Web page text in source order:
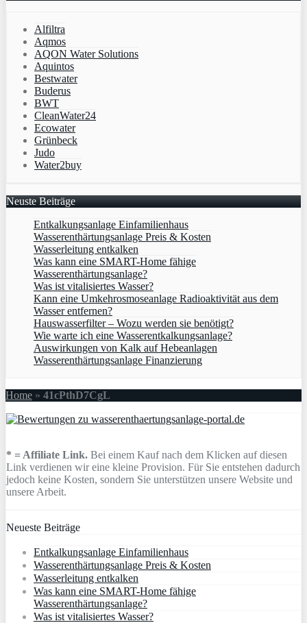
Alfiltra
Aqmos
AQON Water Solutions
Aquintos
Bestwater
Buderus
BWT
CleanWater24
Ecowater
Grünbeck
Judo
Water2buy
Neuste Beiträge
Entkalkungsanlage Einfamilienhaus
Wasserenthärtungsanlage Preis & Kosten
Wasserleitung entkalken
Was kann eine SMART-Home fähige
Wasserenthärtungsanlage?
Was ist vitalisiertes Wasser?
Kann eine Umkehrosmoseanlage Radioaktivität aus dem
Wasser entfernen?
Hauswasserfilter – Wozu werden sie benötigt?
Wie warte ich eine Wasserentkalkungsanlage?
Auswirkungen von Kalk auf Hebeanlagen
Wasserenthärtungsanlage Finanzierung
Home » 41cPthD7CgL
* = Affiliate Link. Bei einem Kauf nach dem Klicken auf diesen
Link verdienen wir eine kleine Provision. Für Sie entstehen dadurch
jedoch keine Kosten, sondern Sie unterstützen unsere Website und
unsere Arbeit.
Neueste Beiträge
Entkalkungsanlage Einfamilienhaus
Wasserenthärtungsanlage Preis & Kosten
Wasserleitung entkalken
Was kann eine SMART-Home fähige
Wasserenthärtungsanlage?
Was ist vitalisiertes Wasser?